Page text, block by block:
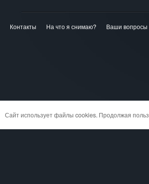
Контакты На что я снимаю? Ваши вопросы
Сайт использует файлы cookies. Продолжая